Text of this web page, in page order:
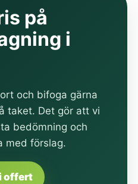
på
i
och bifoga gärna
taket. Det gör att vi
bedömning och
med förslag.
offert